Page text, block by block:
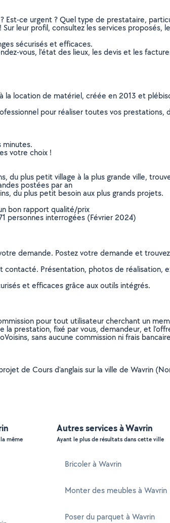
ce urgent ? Quel type de prestataire,
leur profil, consultez les services
sécurisés et efficaces.
vous, l’état des lieux, les devis et les
location de matériel, créée en 2013 et
pour réaliser toutes vos
minutes.
votre choix !
plus petit village à la plus grande ville,
postées par an
du plus petit besoin aux plus grands projets.
bon rapport qualité/prix
personnes interrogées (Février 2024)
demande. Postez votre demande et
Présentation, photos de réalisation,
et efficaces grâce aux outils intégrés.
pour tout utilisateur cherchant un
prestation, fixé par vous, demandeur, et
sans aucune commission ni frais
de Cours d'anglais sur la ville de Wavrin
même
Autres services à Wavrin
Ayant le plus de résultats dans cette ville
Bricoler à Wavrin
Monter des meubles à Wavrin
Poser du parquet à Wavrin